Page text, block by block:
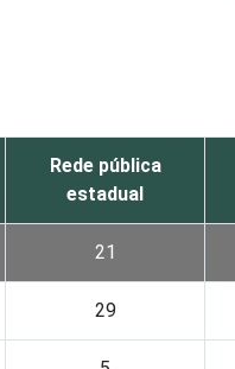
Rede pública
estadual
21
29